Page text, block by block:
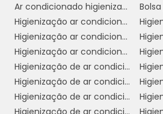
antibacteriano específico
condicionado automotivo.
nas saídas de ar e deixe-o
instruções do fabricante.
bactérias e fungos que
no sistema.
Verificação e limpeza
Ar condicionado higienização
Higienização ar condicionado
Higienização ar condicionado automotivo spray
Higienização ar condicionado split preço
Higienização de ar condicionado
Higienização de ar condicionado automotivo preço
Higienização de ar condicionado preço